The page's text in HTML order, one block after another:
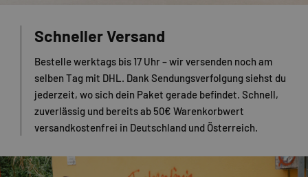
Schneller Versand
Bestelle werktags bis 17 Uhr – wir versenden noch am
selben Tag mit DHL. Dank Sendungsverfolgung siehst du
jederzeit, wo sich dein Paket gerade befindet. Schnell,
zuverlässig und bereits ab 50€ Warenkorbwert
versandkostenfrei in Deutschland und Österreich.